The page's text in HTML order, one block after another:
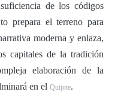
de los códigos
prepara el terreno para
moderna y enlaza,
capitales de la tradición
elaboración de la
en el Quijote.